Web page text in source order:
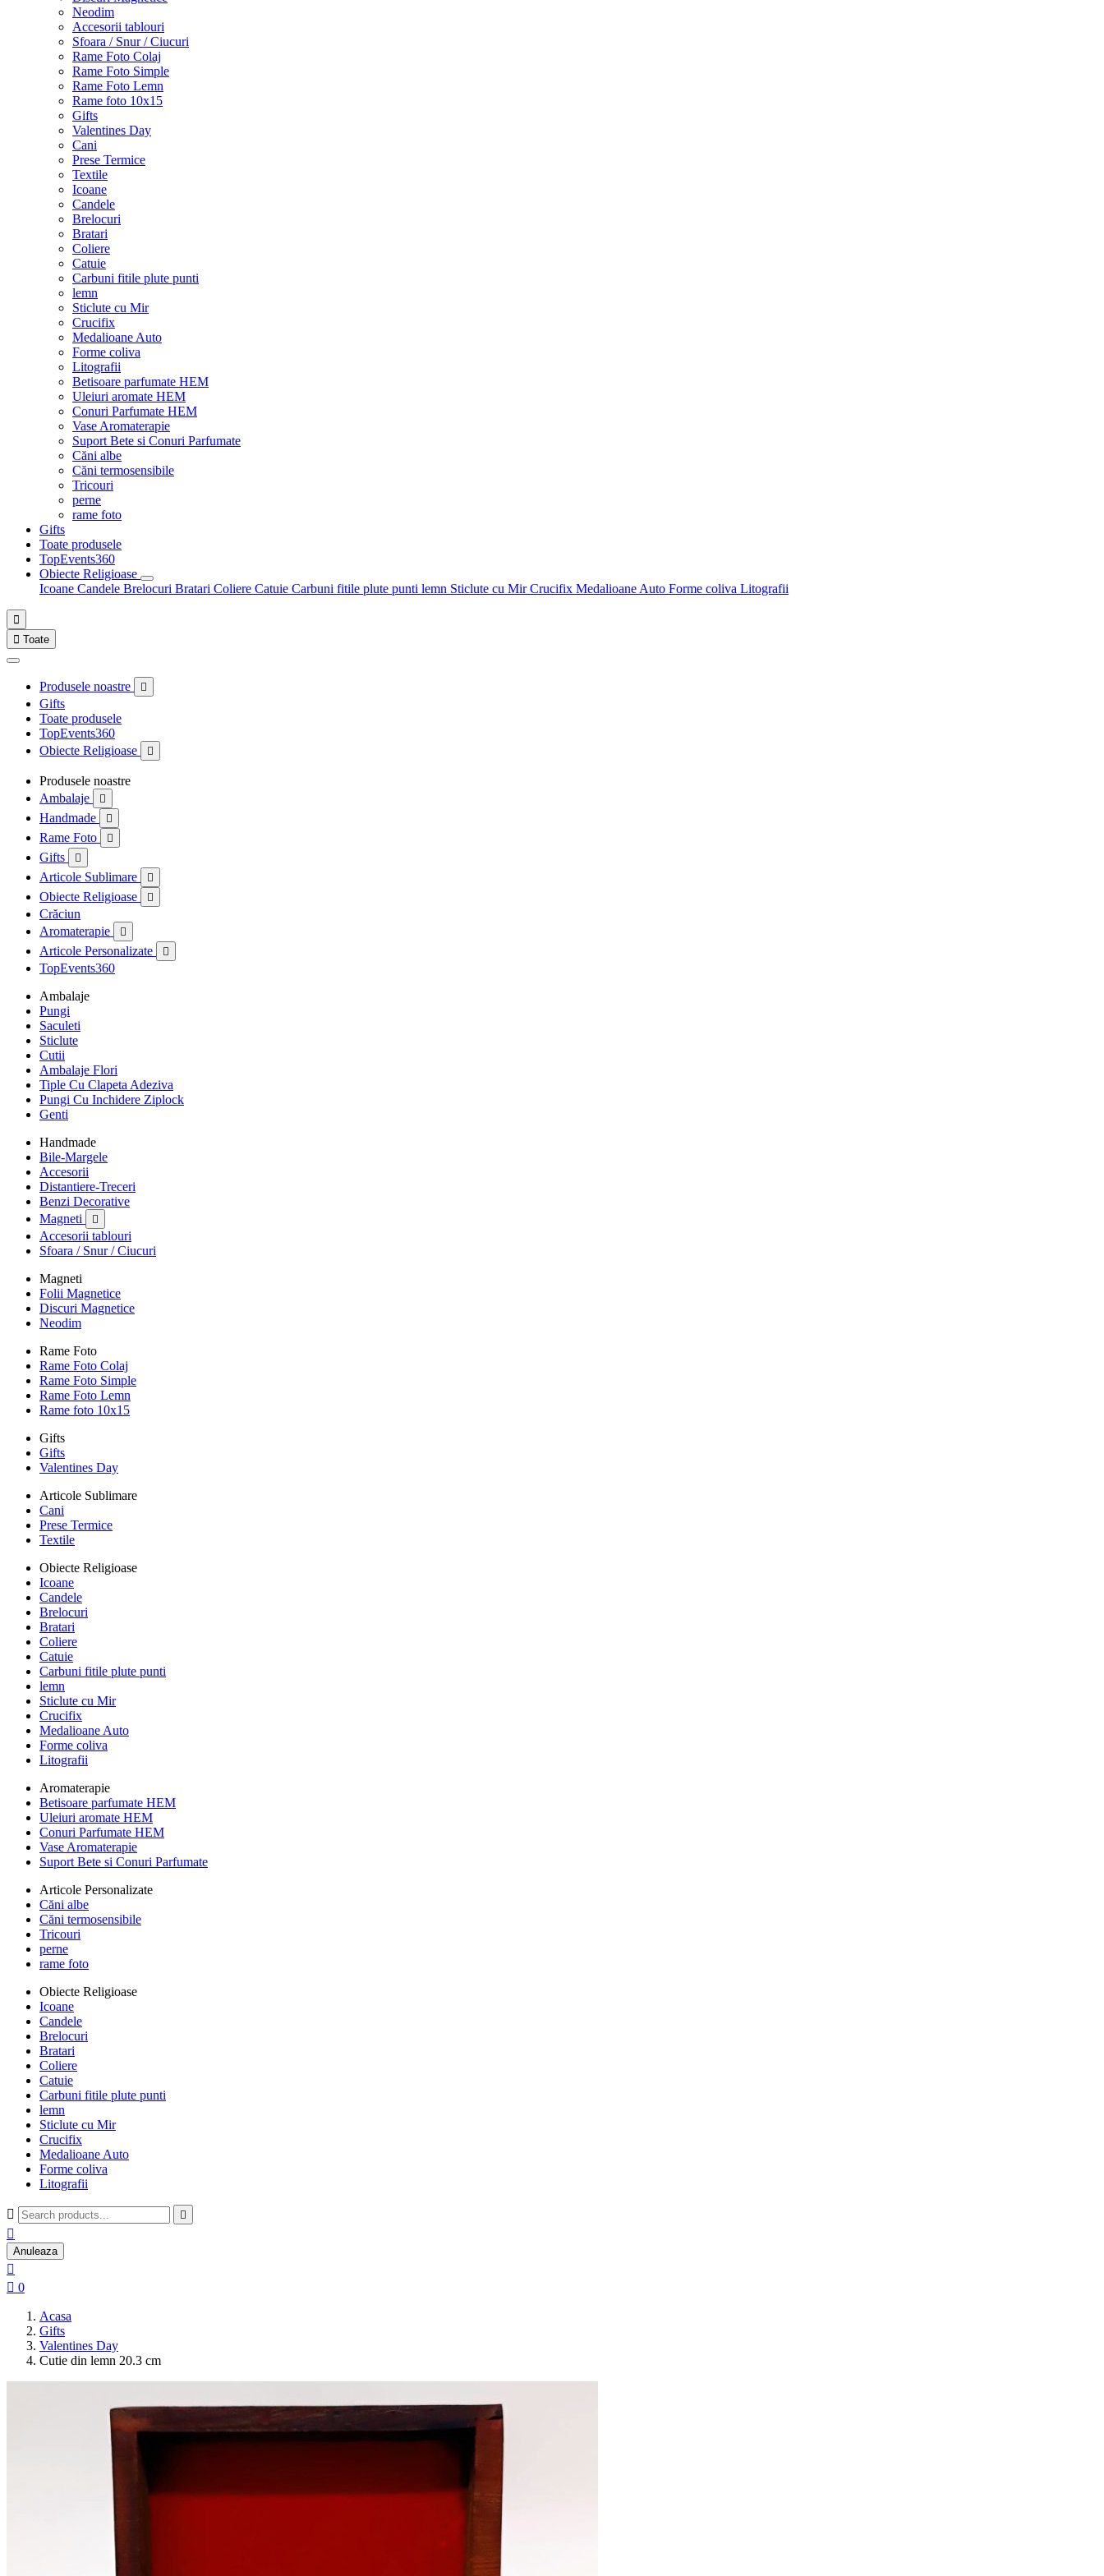
Neodim
Accesorii tablouri
Sfoara / Snur / Ciucuri
Rame Foto Colaj
Rame Foto Simple
Rame Foto Lemn
Rame foto 10x15
Gifts
Valentines Day
Cani
Prese Termice
Textile
Icoane
Candele
Brelocuri
Bratari
Coliere
Catuie
Carbuni fitile plute punti
lemn
Sticlute cu Mir
Crucifix
Medalioane Auto
Forme coliva
Litografii
Betisoare parfumate HEM
Uleiuri aromate HEM
Conuri Parfumate HEM
Vase Aromaterapie
Suport Bete si Conuri Parfumate
Căni albe
Căni termosensibile
Tricouri
perne
rame foto
Gifts
Toate produsele
TopEvents360
Obiecte Religioase
Icoane Candele Brelocuri Bratari Coliere Catuie Carbuni fitile plute punti lemn Sticlute cu MirCrucifix Medalioane Auto Forme coliva Litografii

 Toate
Produsele noastre 
Gifts
Toate produsele
TopEvents360
Obiecte Religioase

Produsele noastre
Ambalaje

Handmade 
Rame Foto 
Gifts 
Articole Sublimare 
Obiecte Religioase 
Crăciun
Aromaterapie

Articole Personalizate 
TopEvents360
Ambalaje
Pungi
Saculeti
Sticlute
Cutii
Ambalaje Flori
Tiple Cu Clapeta Adeziva
Pungi Cu Inchidere Ziplock
Genti
Handmade
Bile-Margele
Accesorii
Distantiere-Treceri
Benzi Decorative
Magneti

Accesorii tablouri
Sfoara / Snur / Ciucuri
Magneti
Folii Magnetice
Discuri Magnetice
Neodim
Rame Foto
Rame Foto Colaj
Rame Foto Simple
Rame Foto Lemn
Rame foto 10x15
Gifts
Gifts
Valentines Day
Articole Sublimare
Cani
Prese Termice
Textile
Obiecte Religioase
Icoane
Candele
Brelocuri
Bratari
Coliere
Catuie
Carbuni fitile plute punti
lemn
Sticlute cu Mir
Crucifix
Medalioane Auto
Forme coliva
Litografii
Aromaterapie
Betisoare parfumate HEM
Uleiuri aromate HEM
Conuri Parfumate HEM
Vase Aromaterapie
Suport Bete si Conuri Parfumate
Articole Personalizate
Căni albe
Căni termosensibile
Tricouri
perne
rame foto
Obiecte Religioase
Icoane
Candele
Brelocuri
Bratari
Coliere
Catuie
Carbuni fitile plute punti
lemn
Sticlute cu Mir
Crucifix
Medalioane Auto
Forme coliva
Litografii
 

Anuleaza

 0
Acasa
Gifts
Valentines Day
Cutie din lemn 20.3 cm